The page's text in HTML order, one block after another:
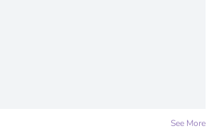
See More